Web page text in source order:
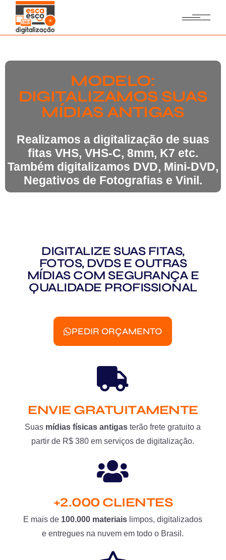
MODELO:
DIGITALIZAMOS SUAS
MÍDIAS ANTIGAS
Realizamos a digitalização de suas
fitas VHS, VHS-C, 8mm, K7 etc.
Também digitalizamos DVD, Mini-DVD,
Negativos de Fotografias e Vinil.
DIGITALIZE SUAS FITAS,
FOTOS, DVDS E OUTRAS
MÍDIAS COM SEGURANÇA E
QUALIDADE PROFISSIONAL
PEDIR ORÇAMENTO
ENVIE GRATUITAMENTE
Suas mídias físicas antigas terão frete gratuito a
partir de R$ 380 em serviços de digitalização.
+2.000 CLIENTES
E mais de 100.000 materiais limpos, digitalizados
e entregues na nuvem em todo o Brasil.